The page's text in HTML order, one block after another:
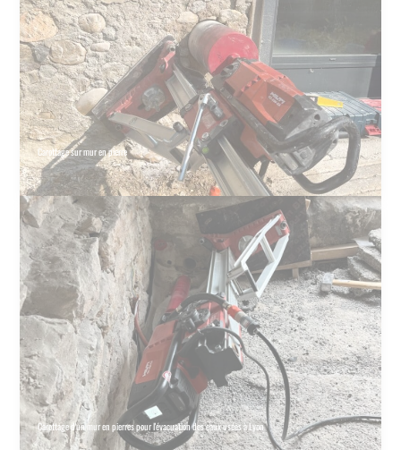
Carottage sur mur en pierre
Carottage d'un mur en pierres pour l'évacuation des eaux usées à Lyon